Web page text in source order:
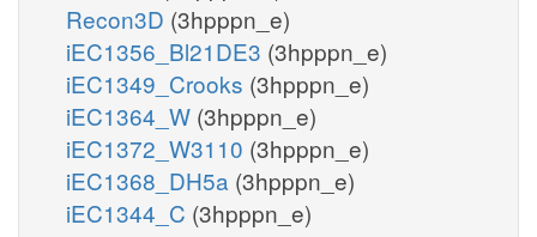
Recon3D (3hpppn_e)
iEC1356_Bl21DE3 (3hpppn_e)
iEC1349_Crooks (3hpppn_e)
iEC1364_W (3hpppn_e)
iEC1372_W3110 (3hpppn_e)
iEC1368_DH5a (3hpppn_e)
iEC1344_C (3hpppn_e)